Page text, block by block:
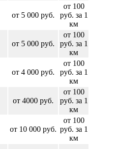
от 5 000 руб.
от 100
руб. за 1
км
от 5 000 руб.
от 100
руб. за 1
км
от 4 000 руб.
от 100
руб. за 1
км
от 4000 руб.
от 100
руб. за 1
км
от 10 000 руб.
от 100
руб. за 1
км